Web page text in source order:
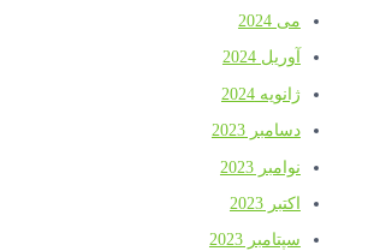
می 2024
آوریل 2024
ژانویه 2024
دسامبر 2023
نوامبر 2023
اکتبر 2023
سپتامبر 2023